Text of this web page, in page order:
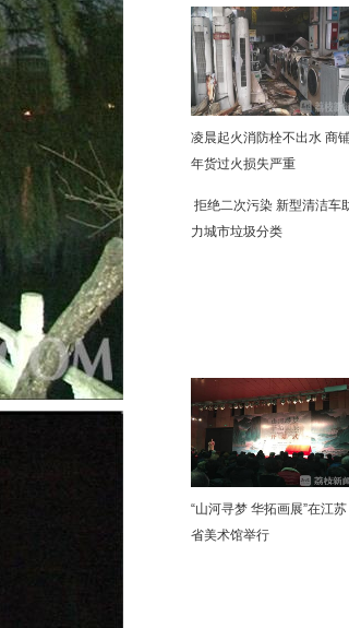
凌晨起火消防栓不出水 商
年货过火损失严重
拒绝二次污染 新型清洁车
力城市垃圾分类
“山河寻梦 华拓画展”在江苏
省美术馆举行